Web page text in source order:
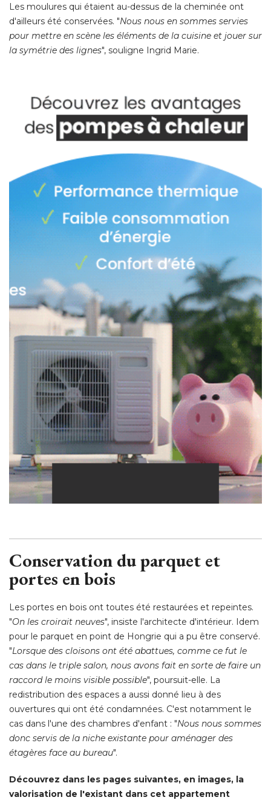
Les moulures qui étaient au-dessus de la cheminée ont
d'ailleurs été conservées. "Nous nous en sommes servies
pour mettre en scène les éléments de la cuisine et jouer sur
la symétrie des lignes", souligne Ingrid Marie.
Conservation du parquet et
portes en bois
Les portes en bois ont toutes été restaurées et repeintes.
"On les croirait neuves", insiste l'architecte d'intérieur. Idem
pour le parquet en point de Hongrie qui a pu être conservé.
"Lorsque des cloisons ont été abattues, comme ce fut le
cas dans le triple salon, nous avons fait en sorte de faire un
raccord le moins visible possible", poursuit-elle. La
redistribution des espaces a aussi donné lieu à des
ouvertures qui ont été condamnées. C'est notamment le
cas dans l'une des chambres d'enfant : "Nous nous sommes
donc servis de la niche existante pour aménager des
étagères face au bureau".
Découvrez dans les pages suivantes, en images, la
valorisation de l'existant dans cet appartement